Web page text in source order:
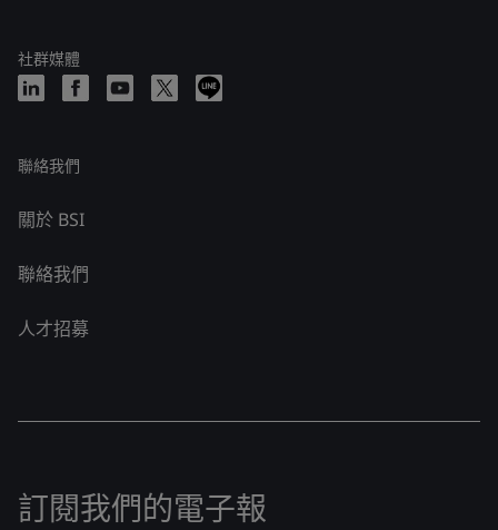
社群媒體
聯絡我們
關於 BSI
聯絡我們
人才招募
訂閱我們的電子報